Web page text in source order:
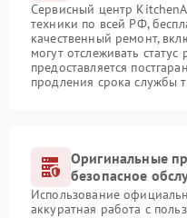
Сервисный центр
техники по всей РФ,
качественный ремонт,
могут отслеживать
предоставляется
продления срока службы
Оригинальные
безопасное
Использование
аккуратная работа с